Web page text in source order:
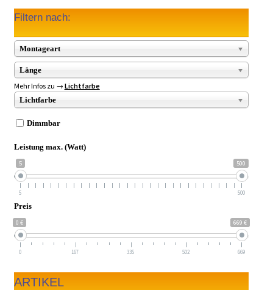
Filtern nach:
Montageart
Länge
Mehr Infos zu → Lichtfarbe
Lichtfarbe
Dimmbar
Leistung max. (Watt)
5 500
5 500
Preis
0 € 669 €
0 167 335 502 669
ARTIKEL